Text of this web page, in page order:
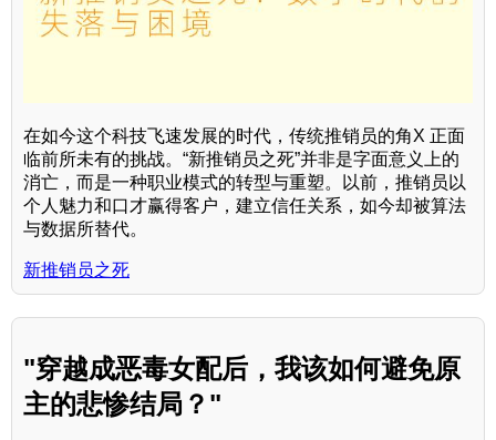
在如今这个科技飞速发展的时代，传统推销员的角X 正面
临前所未有的挑战。“新推销员之死”并非是字面意义上的
消亡，而是一种职业模式的转型与重塑。以前，推销员以
个人魅力和口才赢得客户，建立信任关系，如今却被算法
与数据所替代。
新推销员之死
"穿越成恶毒女配后，我该如何避免原
主的悲惨结局？"